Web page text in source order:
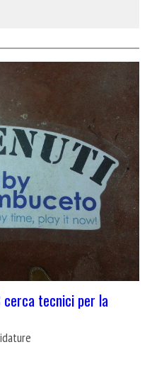
cerca tecnici per la